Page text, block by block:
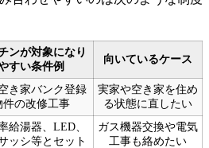
ンが対象になり
すい条件例
向いているケース
き家バンク登録
件の改修工事
実家や空き家を住め
る状態に直したい
給湯器、LED、
ッシ等とセット
ガス機器交換や電気
工事も絡めたい